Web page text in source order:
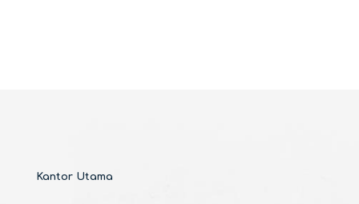
Kantor Utama